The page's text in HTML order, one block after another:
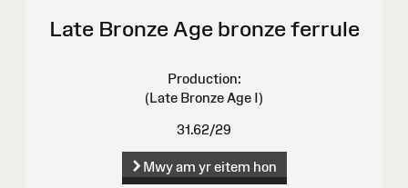
Late Bronze Age bronze ferrule
Production:
(Late Bronze Age I)
31.62/29
Mwy am yr eitem hon